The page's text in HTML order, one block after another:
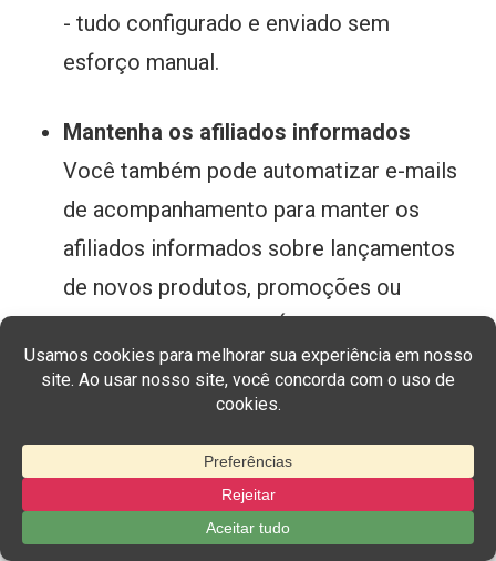
- tudo configurado e enviado sem
esforço manual.
Mantenha os afiliados informados
Você também pode automatizar e-mails
de acompanhamento para manter os
afiliados informados sobre lançamentos
de novos produtos, promoções ou
prática de manter sua rede ativa,
envolvida e alinhada com suas metas de
negócios.
Integração perfeita entre CRM e e-